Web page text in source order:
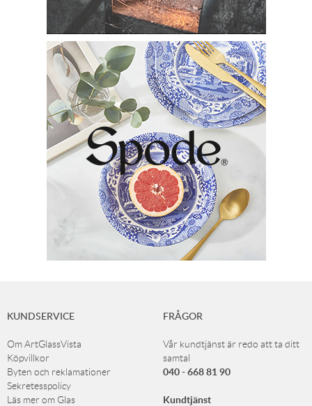
KUNDSERVICE
Om ArtGlassVista
Köpvillkor
Byten och reklamationer
Sekretesspolicy
Läs mer om Glas
FRÅGOR
Vår kundtjänst är redo att ta ditt
samtal
040 - 668 81 90
Kundtjänst